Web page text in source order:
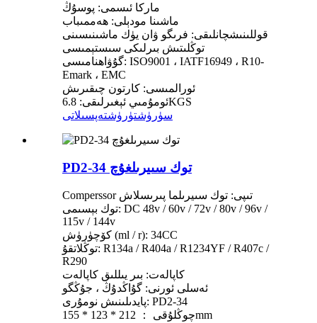
ماركا ئىسمى: پوسۇڭ
ماشىنا مودېلى: ھەممىباب
قوللىنىشچانلىقى: فرىگو ۋان يۈك ماشىنىسىنى
توڭلىتىش بىرلىكى سىستېمىسى
گۇۋاھنامىسى: ISO9001 ، IATF16949 ، R10-
Emark ، EMC
ئورالمىسى: كارتون چىقىرىش
ئومۇمىي ئېغىرلىقى: 6.8KGS
سۈرۈشتۈرۈشتەپسىلاتى
PD2-34 توك سىيرىلغۇچ
Comperssor تىپى: توك سىيرىلما پىرىسلاش
توك بېسىمى: DC 48v / 60v / 72v / 80v / 96v /
115v / 144v
كۆچۈرۈش (ml / r): 34CC
توڭلاتقۇ: R134a / R404a / R1234YF / R407c /
R290
كاپالەت: بىر يىللىق كاپالەت
ئەسلى ئورنى: گۇاڭدۇڭ ، جۇڭگو
پايدىلىنىش نومۇرى: PD2-34
چوڭلۇقى ： 212 * 123 * 155mm